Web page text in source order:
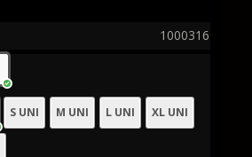
1000316
S UNI M UNI L UNI XL UNI